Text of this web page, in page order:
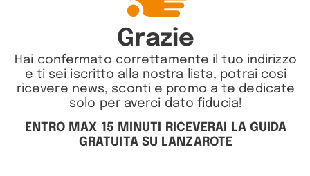
Grazie
Hai confermato correttamente il tuo indirizzo
e ti sei iscritto alla nostra lista, potrai cosi
ricevere news, sconti e promo a te dedicate
solo per averci dato fiducia!
ENTRO MAX 15 MINUTI RICEVERAI LA GUIDA
GRATUITA SU LANZAROTE